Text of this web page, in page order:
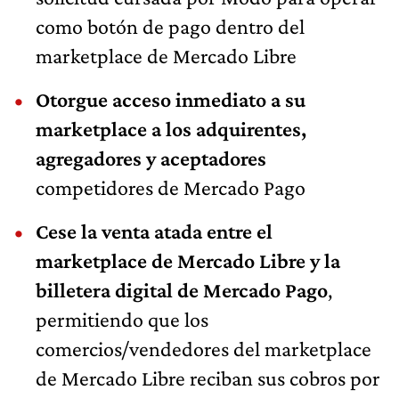
como botón de pago dentro del
marketplace de Mercado Libre
Otorgue acceso inmediato a su
marketplace a los adquirentes,
agregadores y aceptadores
competidores de Mercado Pago
Cese la venta atada entre el
marketplace de Mercado Libre y la
billetera digital de Mercado Pago,
permitiendo que los
comercios/vendedores del marketplace
de Mercado Libre reciban sus cobros por